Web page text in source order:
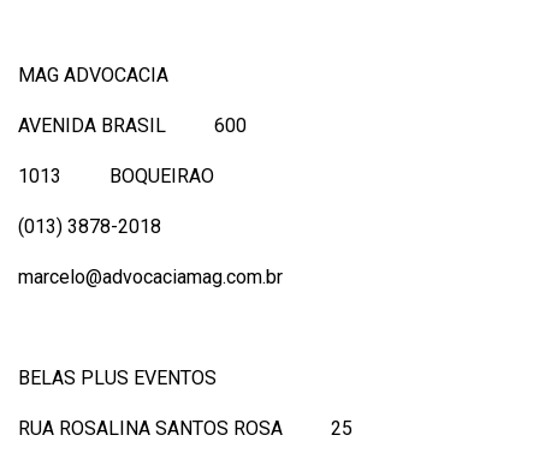
MAG ADVOCACIA
AVENIDA BRASIL 600
1013 BOQUEIRAO
(013) 3878-2018
marcelo@advocaciamag.com.br
BELAS PLUS EVENTOS
RUA ROSALINA SANTOS ROSA 25